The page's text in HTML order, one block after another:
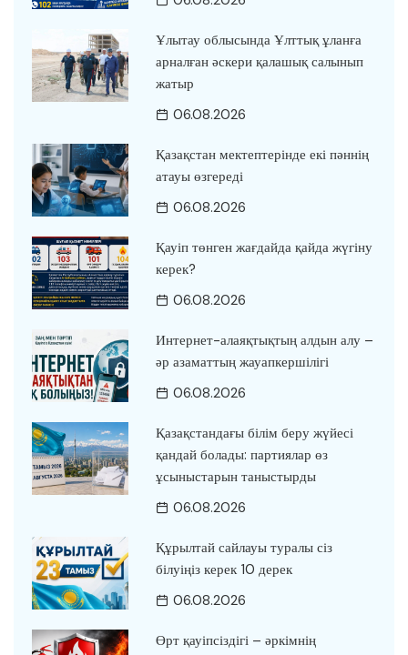
Ұлытау облысында Ұлттық ұланға
арналған әскери қалашық салынып
жатыр
06.08.2026
Қазақстан мектептерінде екі пәннің
атауы өзгереді
06.08.2026
Қауіп төнген жағдайда қайда жүгіну
керек?
06.08.2026
Интернет-алаяқтықтың алдын алу –
әр азаматтың жауапкершілігі
06.08.2026
Қазақстандағы білім беру жүйесі
қандай болады: партиялар өз
ұсыныстарын таныстырды
06.08.2026
Құрылтай сайлауы туралы сіз
білуіңіз керек 10 дерек
06.08.2026
Өрт қауіпсіздігі – әркімнің